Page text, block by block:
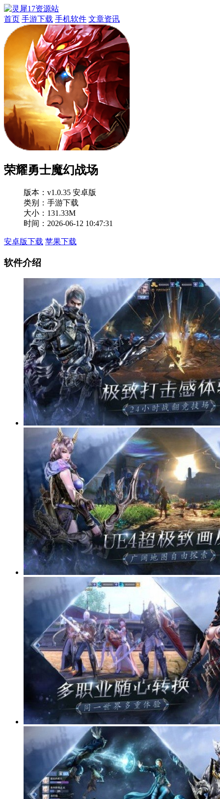
首页 手游下载 手机软件 文章资讯
荣耀勇士魔幻战场
版本： v1.0.35 安卓版
类别：手游下载
大小：131.33M
时间：2026-06-12 10:47:31
安卓版下载 苹果下载
软件介绍